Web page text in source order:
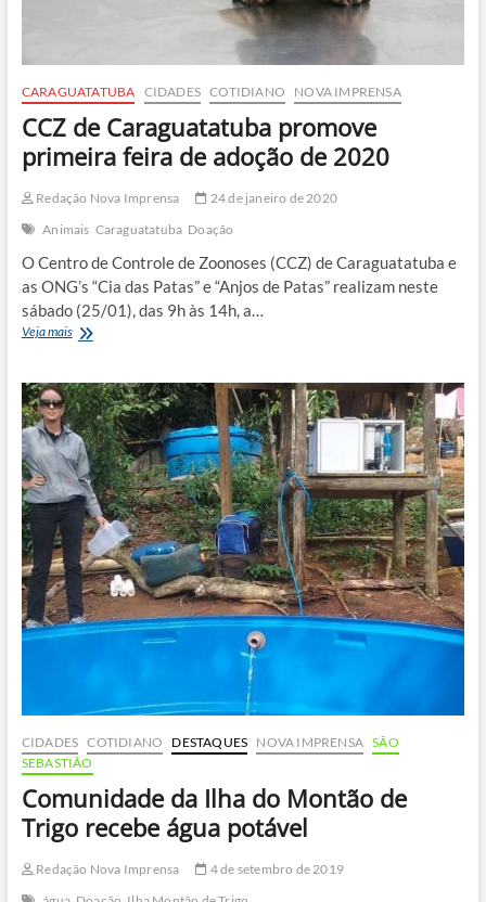
CARAGUATATUBA CIDADES COTIDIANO NOVA IMPRENSA
CCZ de Caraguatatuba promove
primeira feira de adoção de 2020
Redação Nova Imprensa
24 de janeiro de 2020
Animais Caraguatatuba Doação
O Centro de Controle de Zoonoses (CCZ) de Caraguatatuba e
as ONG’s “Cia das Patas” e “Anjos de Patas” realizam neste
sábado (25/01), das 9h às 14h, a…
Veja maisCCZ
promove
primeira
feira
de
adoção
de
2020
CIDADES COTIDIANO DESTAQUES NOVA IMPRENSA SÃO
SEBASTIÃO
Comunidade da Ilha do Montão de
Trigo recebe água potável
Redação Nova Imprensa
4 de setembro de 2019